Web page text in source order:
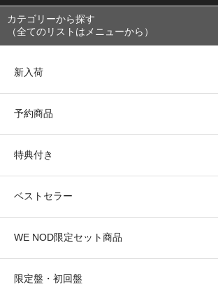
カテゴリーから探す
（全てのリストはメニューから）
新入荷
予約商品
特典付き
ベストセラー
WE NOD限定セット商品
限定盤・初回盤